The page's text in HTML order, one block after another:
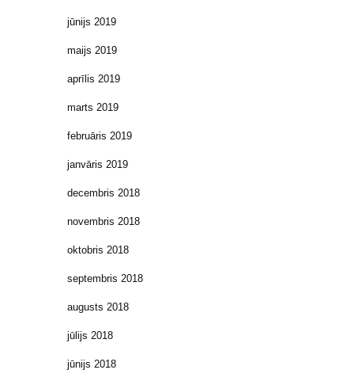
jūnijs 2019
maijs 2019
aprīlis 2019
marts 2019
februāris 2019
janvāris 2019
decembris 2018
novembris 2018
oktobris 2018
septembris 2018
augusts 2018
jūlijs 2018
jūnijs 2018